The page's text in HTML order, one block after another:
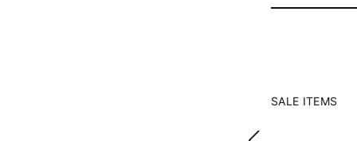
SALE ITEMS